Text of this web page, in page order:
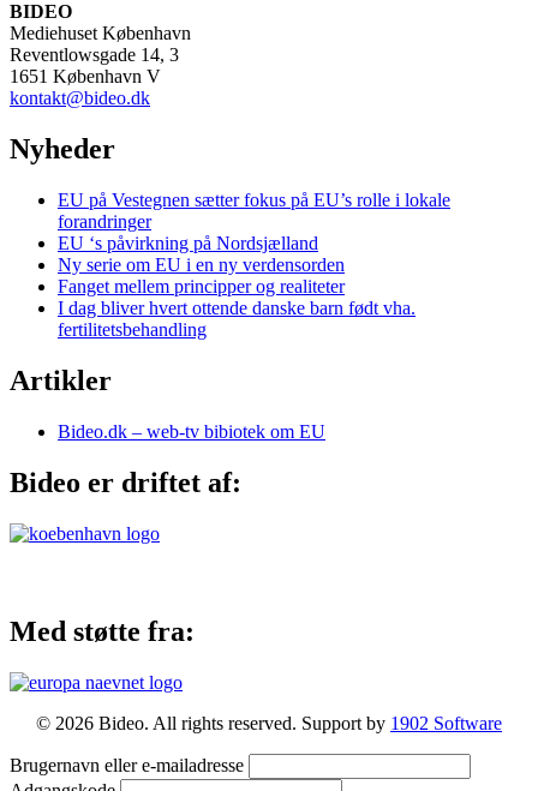
BIDEO
Mediehuset København
Reventlowsgade 14, 3
1651 København V
kontakt@bideo.dk
Nyheder
EU på Vestegnen sætter fokus på EU’s rolle i lokale
forandringer
EU ‘s påvirkning på Nordsjælland
Ny serie om EU i en ny verdensorden
Fanget mellem principper og realiteter
I dag bliver hvert ottende danske barn født vha.
fertilitetsbehandling
Artikler
Bideo.dk – web-tv bibiotek om EU
Bideo er driftet af:
Med støtte fra:
© 2026 Bideo. All rights reserved. Support by 1902 Software
Brugernavn eller e-mailadresse